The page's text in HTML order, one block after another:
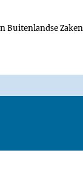
Buitenlandse Zaken